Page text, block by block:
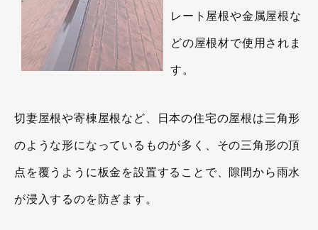
レート屋根や金属屋根な
どの屋根材で使用されま
す。
切妻屋根や寄棟屋根など、日本の住宅の屋根は三角形
のような形になっているものが多く、その三角形の頂
点を覆うように板金を設置することで、隙間から雨水
が浸入するのを防ぎます。